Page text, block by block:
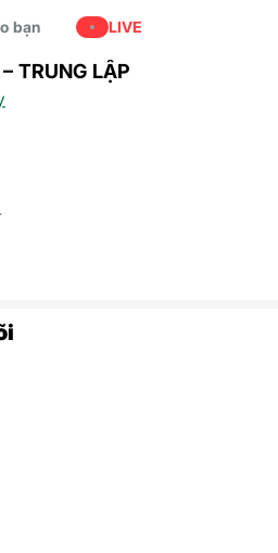
bạn LIVE
TRUNG LẬP